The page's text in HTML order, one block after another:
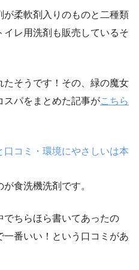
柔軟剤入りのものと二種類
レ用洗剤も販売しているそ
そうです！その、緑の魔女
スパをまとめた記事がこちら
コミ・環境にやさしいは本
食洗機洗剤です。
ちらほら書いてあったの
番いい！という口コミがあ